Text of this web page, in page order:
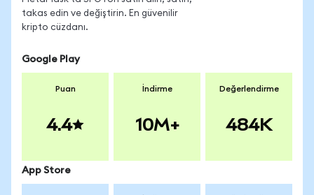
takas edin ve değiştirin. En güvenilir
kripto cüzdanı.
Google Play
Puan
4.4
İndirme
10M+
Değerlendirme
484K
App Store